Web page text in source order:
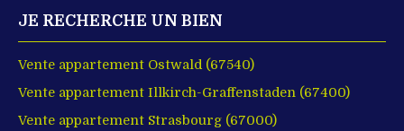
JE RECHERCHE UN BIEN
Vente appartement Ostwald (67540)
Vente appartement Illkirch-Graffenstaden (67400)
Vente appartement Strasbourg (67000)